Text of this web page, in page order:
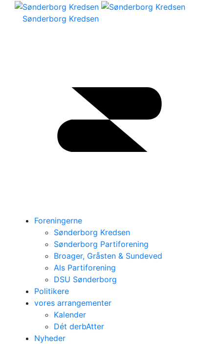
Sønderborg Kredsen
Foreningerne
Sønderborg Kredsen
Sønderborg Partiforening
Broager, Gråsten & Sundeved
Als Partiforening
DSU Sønderborg
Politikere
vores arrangementer
Kalender
Dét derbAtter
Nyheder